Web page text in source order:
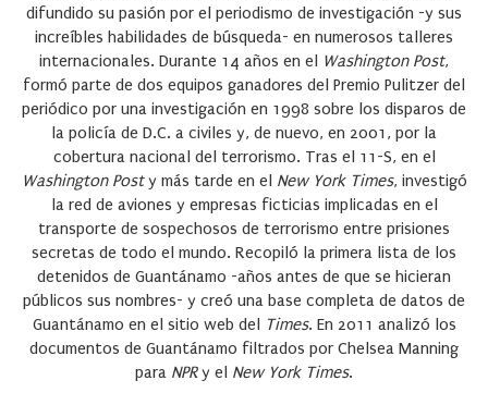
difundido su pasión por el periodismo de investigación -y sus
increíbles habilidades de búsqueda- en numerosos talleres
internacionales. Durante 14 años en el Washington Post,
formó parte de dos equipos ganadores del Premio Pulitzer del
periódico por una investigación en 1998 sobre los disparos de
la policía de D.C. a civiles y, de nuevo, en 2001, por la
cobertura nacional del terrorismo. Tras el 11-S, en el
Washington Posty más tarde en el New York Times, investigó
la red de aviones y empresas ficticias implicadas en el
transporte de sospechosos de terrorismo entre prisiones
secretas de todo el mundo. Recopiló la primera lista de los
detenidos de Guantánamo -años antes de que se hicieran
públicos sus nombres- y creó una base completa de datos de
Guantánamo en el sitio web del Times. En 2011 analizó los
documentos de Guantánamo filtrados por Chelsea Manning
para NPRy el New York Times.